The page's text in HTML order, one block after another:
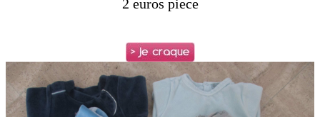
2 euros piece